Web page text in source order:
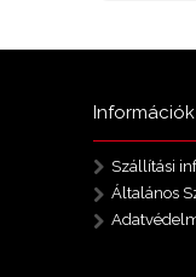
Információk
Szállítási
Általános